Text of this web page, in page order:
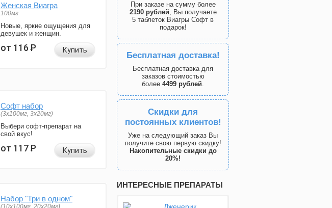
Женская Виагра
100мг
Новые, яркие ощущения для
девушек и женщин.
от 116Р Купить
Софт набор
(3x100мг, 3x20мг)
Выбери софт-препарат на
свой вкус!
от 117Р Купить
Набор "Три в одном"
При заказе на сумму более
2190 рублей, Вы получаете
5 таблеток Виагры Софт в
подарок!
Бесплатная доставка!
Бесплатная доставка для
заказов стоимостью
более 4499 рублей.
Скидки для
постоянных клиентов!
Уже на следующий заказ Вы
получите свою первую скидку!
Накопительные скидки до
20%!
ИНТЕРЕСНЫЕ ПРЕПАРАТЫ